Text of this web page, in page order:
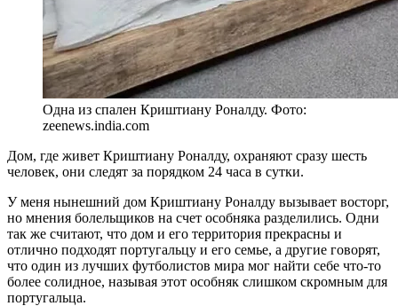
Одна из спален Криштиану Роналду. Фото:
zeenews.india.com
Дом, где живет Криштиану Роналду, охраняют сразу шесть
человек, они следят за порядком 24 часа в сутки.
У меня нынешний дом Криштиану Роналду вызывает восторг,
но мнения болельщиков на счет особняка разделились. Одни
так же считают, что дом и его территория прекрасны и
отлично подходят португальцу и его семье, а другие говорят,
что один из лучших футболистов мира мог найти себе что-то
более солидное, называя этот особняк слишком скромным для
португальца.